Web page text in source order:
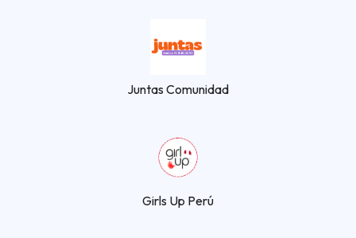
Juntas Comunidad
Girls Up Perú